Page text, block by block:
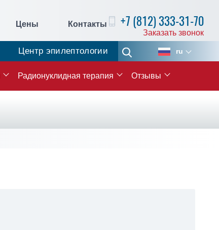
Цены Контакты +7 (812) 333-31-70
Заказать звонок
Центр эпилептологии
Радионуклидная терапия Отзывы
ru